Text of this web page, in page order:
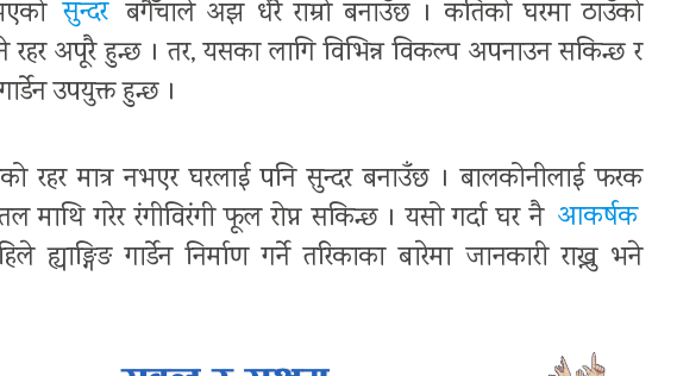
सुन्दर बगैँचाले अझ धेरै राम्रो बनाउँछ । कतिको घरमा ठाउँको
अपूरै हुन्छ । तर, यसका लागि विभिन्न विकल्प अपनाउन सकिन्छ र
उपयुक्त हुन्छ ।
रहर मात्र नभएर घरलाई पनि सुन्दर बनाउँछ । बालकोनीलाई फरक
माथि गरेर रंगीविरंगी फूल रोप्न सकिन्छ । यसो गर्दा घर नै आकर्षक
ह्याङ्गिङ गार्डेन निर्माण गर्ने तरिकाका बारेमा जानकारी राख्नु भने